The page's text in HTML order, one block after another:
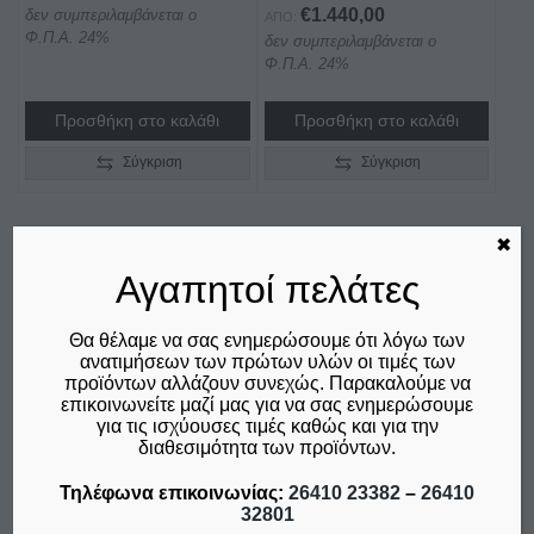
δεν συμπεριλαμβάνεται ο
Φ.Π.Α. 24%
Προσθήκη στο καλάθι
Σύγκριση
ΑΠΌ: €1.440,00
δεν συμπεριλαμβάνεται ο
Φ.Π.Α. 24%
Προσθήκη στο καλάθι
Σύγκριση
ΠΛΑΤΏ ΗΛΕΚΤΡΙΚΌ
Αυτό
το
προϊόν
έχει
πολλαπλές
παραλλαγές.
Οι
μπορούν
να
Αγαπητοί πελάτες
Θα θέλαμε να σας ενημερώσουμε ότι λόγω των
ανατιμήσεων των πρώτων υλών οι τιμές των
προϊόντων αλλάζουν συνεχώς. Παρακαλούμε να
επικοινωνείτε μαζί μας για να σας ενημερώσουμε
για τις ισχύουσες τιμές καθώς και για την
διαθεσιμότητα των προϊόντων.
Τηλέφωνα επικοινωνίας: 26410 23382 – 26410
32801
✖